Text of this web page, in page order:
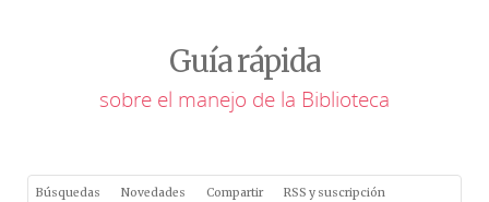
Guía rápida
sobre el manejo de la Biblioteca
Búsquedas Novedades Compartir RSS y suscripción